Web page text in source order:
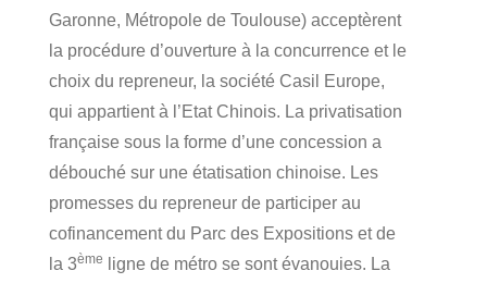
Garonne, Métropole de Toulouse) acceptèrent
la procédure d’ouverture à la concurrence et le
choix du repreneur, la société Casil Europe,
qui appartient à l’Etat Chinois. La privatisation
française sous la forme d’une concession a
débouché sur une étatisation chinoise. Les
promesses du repreneur de participer au
cofinancement du Parc des Expositions et de
la 3ème
ligne de métro se sont évanouies. La